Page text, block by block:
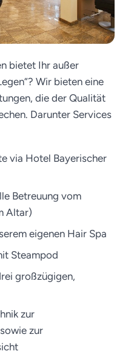
bietet Ihr außer
Wir bieten eine
die der Qualität
Darunter Services
via Hotel Bayerischer
Betreuung vom
Altar)
eigenen Hair Spa
Steampod
großzügigen,
zur
zur